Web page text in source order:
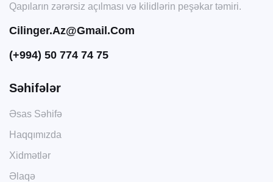
Qapıların zərərsiz açılması və kilidlərin peşəkar təmiri.
Cilinger.az@gmail.com
(+994) 50 774 74 75
Səhifələr
Əsas Səhifə
Haqqımızda
Xidmətlər
Əlaqə